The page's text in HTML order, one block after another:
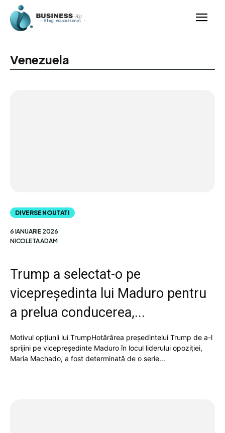
Venezuela
DIVERSE NOUTATI
6 IANUARIE 2026
NICOLETA ADAM
Trump a selectat-o pe
vicepreședinta lui Maduro pentru
a prelua conducerea,...
Motivul opțiunii lui TrumpHotărârea președintelui Trump de a-l
sprijini pe vicepreședinte Maduro în locul liderului opoziției,
Maria Machado, a fost determinată de o serie...